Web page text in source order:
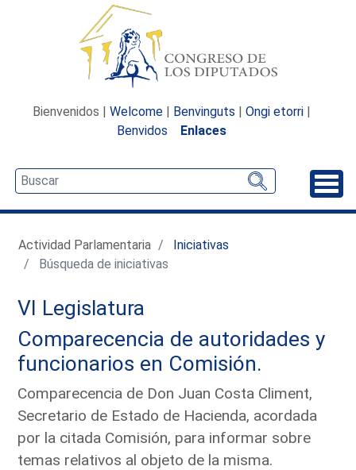
Bienvenidos | Welcome | Benvinguts | Ongi etorri |
Benvidos
Enlaces
Actividad Parlamentaria
Iniciativas
Búsqueda de iniciativas
VI Legislatura
Comparecencia de autoridades y
funcionarios en Comisión.
Comparecencia de Don Juan Costa Climent,
Secretario de Estado de Hacienda, acordada
por la citada Comisión, para informar sobre
temas relativos al objeto de la misma.